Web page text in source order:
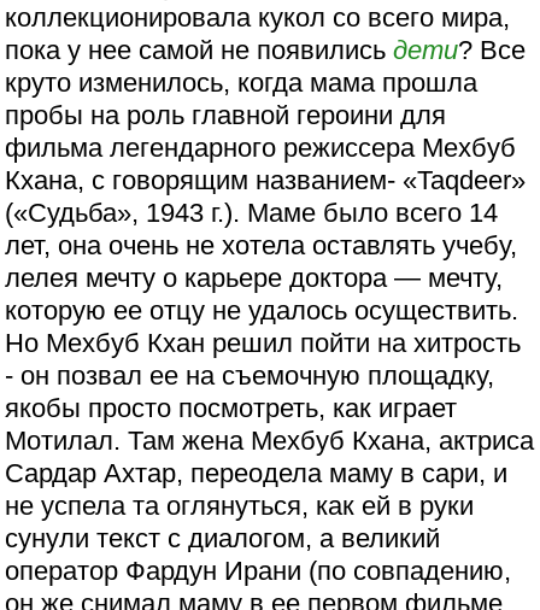
коллекционировала кукол со всего мира,
пока у нее самой не появилисьдети? Все
круто изменилось, когда мама прошла
пробы на роль главной героини для
фильма легендарного режиссера Мехбуб
Кхана, с говорящим названием- «Taqdeer»
(«Судьба», 1943 г.). Маме было всего 14
лет, она очень не хотела оставлять учебу,
лелея мечту о карьере доктора — мечту,
которую ее отцу не удалось осуществить.
Но Мехбуб Кхан решил пойти на хитрость
- он позвал ее на съемочную площадку,
якобы просто посмотреть, как играет
Мотилал. Там жена Мехбуб Кхана, актриса
Сардар Ахтар, переодела маму в сари, и
не успела та оглянуться, как ей в руки
сунули текст с диалогом, а великий
оператор Фардун Ирани (по совпадению,
он же снимал маму в ее первом фильме